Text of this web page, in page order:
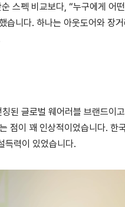
스펙 비교보다, “누구에게 어
습니다. 하나는 아웃도어와 장
된 글로벌 웨어러블 브랜드이
점이 꽤 인상적이었습니다. 한
득력이 있었습니다.